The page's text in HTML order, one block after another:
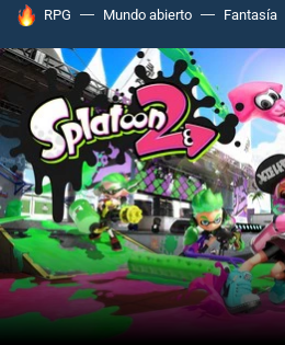
HOY SE HABLA DE
RPG Mundo abierto Fantasía